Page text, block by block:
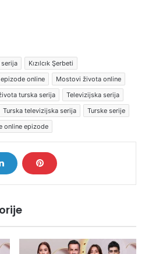
Kızılcık Şerbeti
online
Mostovi života online
turska serija
Televizijska serija
Turska televizijska serija
Turske serije
online epizode